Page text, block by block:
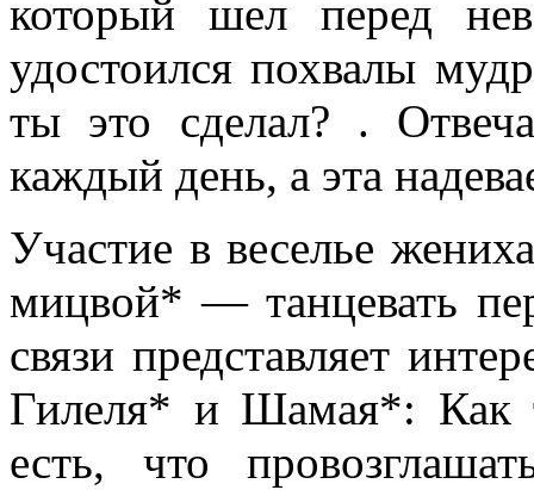
который шел перед
удостоился похвалы
ты это сделал? .
каждый день, а эта
Участие в веселье
мицвой* — танцевать
связи представляет
Гилеля* и Шамая*: Как
есть, что